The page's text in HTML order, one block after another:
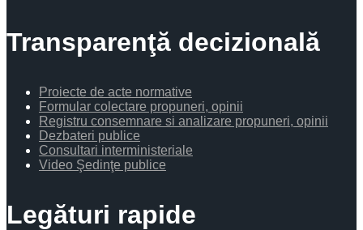
Transparenţă decizională
Proiecte de acte normative
Formular colectare propuneri, opinii
Registru consemnare si analizare propuneri, opinii
Dezbateri publice
Consultari interministeriale
Video Şedinţe publice
Legături rapide